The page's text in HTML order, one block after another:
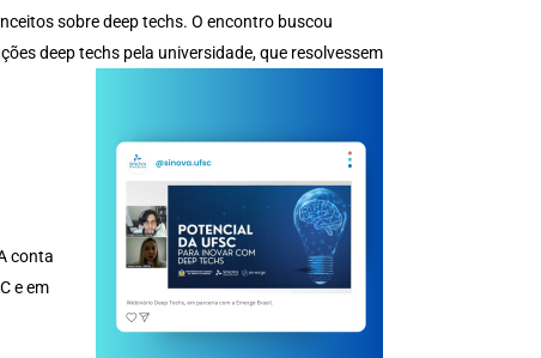
sobre deep techs. O encontro buscou
deep techs pela universidade, que resolvessem
conta
e em